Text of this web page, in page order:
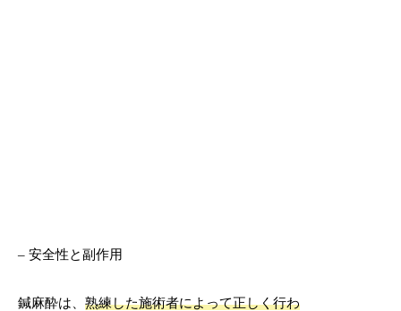
– 安全性と副作用
鍼麻酔は、熟練した施術者によって正しく行わ